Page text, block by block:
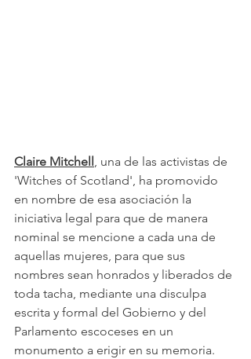
Claire Mitchell , una de las activistas de
'Witches of Scotland', ha promovido
en nombre de esa asociación la
iniciativa legal para que de manera
nominal se mencione a cada una de
aquellas mujeres, para que sus
nombres sean honrados y liberados de
toda tacha, mediante una disculpa
escrita y formal del Gobierno y del
Parlamento escoceses en un
monumento a erigir en su memoria.